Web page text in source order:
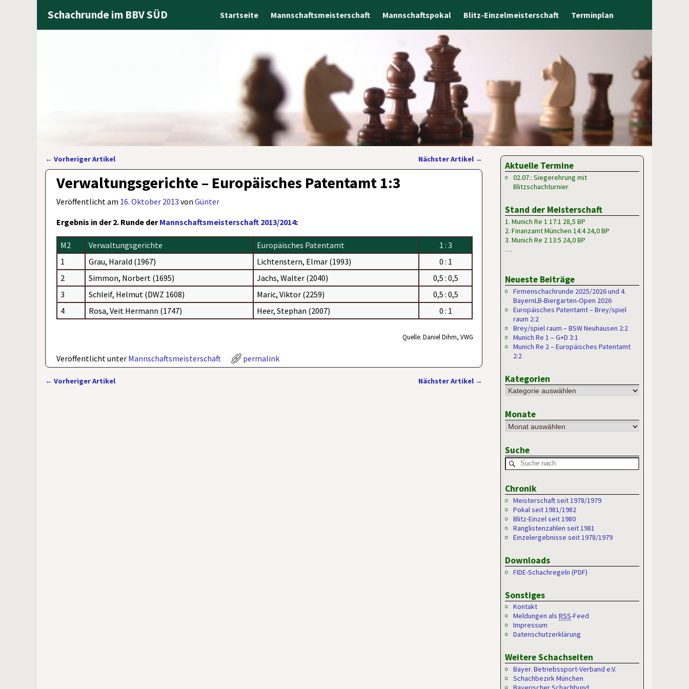
Schachrunde im BBV SÜD Startseite Mannschaftsmeisterschaft Mannschaftspokal Blitz-Einzelmeisterschaft Terminplan
Artikelnavigation
← Vorheriger Artikel Nächster Artikel →
Verwaltungsgerichte – Europäisches Patentamt 1:3
Veröffentlicht am 16. Oktober 2013 vonGünter
Ergebnis in der 2. Runde derMannschaftsmeisterschaft 2013/2014:
M2 Verwaltungsgerichte Europäisches Patentamt
1 : 3
1
Grau, Harald (1967) Lichtenstern, Elmar (1993)
0 : 1
2
Simmon, Norbert (1695) Jachs, Walter (2040)
0,5 : 0,5
3
Schleif, Helmut (DWZ 1608) Maric, Viktor (2259)
0,5 : 0,5
4
Rosa, Veit Hermann (1747) Heer, Stephan (2007) 0 : 1
Quelle: Daniel Dihm, VWG
Veröffentlicht unter Mannschaftsmeisterschaft permalink
← Vorheriger Artikel Nächster Artikel →
Aktuelle Termine
02.07.: Siegerehrung mit
Blitzschachturnier
Stand der Meisterschaft
1. Munich Re 1 17:1 28,5 BP
2. Finanzamt München 14:4 24,0 BP
3. Munich Re 2 13:5 24,0 BP
…
Neueste Beiträge
Firmenschachrunde 2025/2026 und 4.
BayernLB-Biergarten-Open 2026
Europäisches Patentamt – Brey/spiel
raum 2:2
Brey/spiel raum – BSW Neuhausen 2:2
Munich Re 1 – G+D 3:1
Munich Re 2 – Europäisches Patentamt
2:2
Kategorien
Monate
Suche
Chronik
Meisterschaft seit 1978/1979
Pokal seit 1981/1982
Blitz-Einzel seit 1980
Ranglistenzahlen seit 1981
Einzelergebnisse seit 1978/1979
Downloads
FIDE-Schachregeln (PDF)
Sonstiges
Kontakt
Meldungen alsRSS-Feed
Impressum
Datenschutzerklärung
Weitere Schachseiten
Bayer. Betriebssport-Verband e.V.
Schachbezirk München